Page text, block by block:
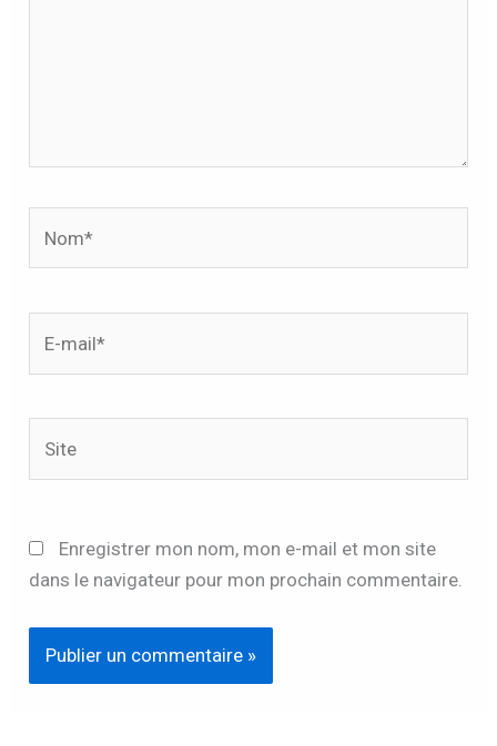
Enregistrer mon nom, mon e-mail et mon site
dans le navigateur pour mon prochain commentaire.